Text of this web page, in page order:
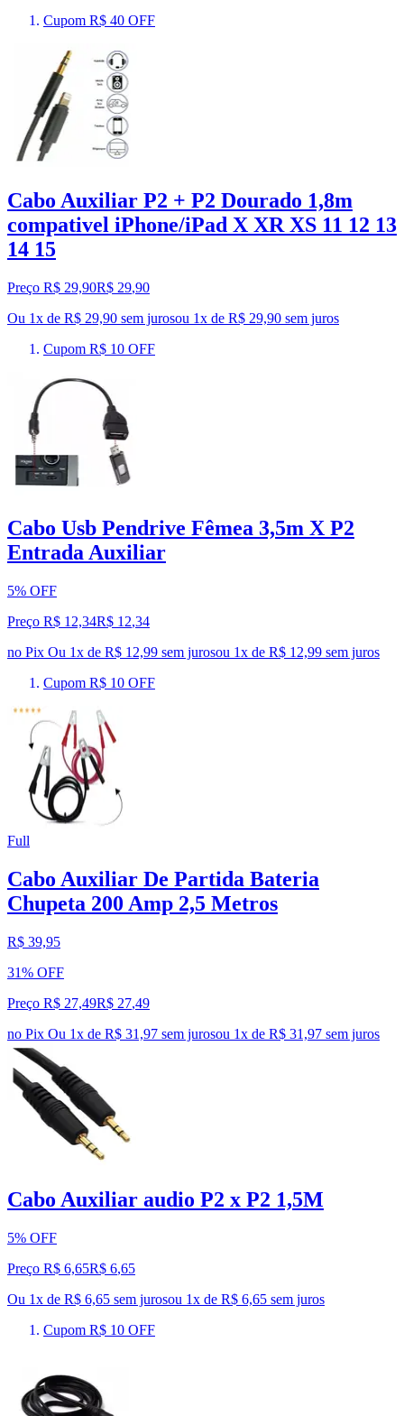
Cupom R$ 40 OFF
Cabo Auxiliar P2 + P2 Dourado 1,8m
compativel iPhone/iPad X XR XS 11 12 13
14 15
Preço R$ 29,90R$ 29,90
Ou 1x de R$ 29,90 sem jurosou 1x de R$ 29,90 sem juros
Cupom R$ 10 OFF
Cabo Usb Pendrive Fêmea 3,5m X P2
Entrada Auxiliar
5% OFF
Preço R$ 12,34R$ 12,34
no Pix Ou 1x de R$ 12,99 sem jurosou 1x de R$ 12,99 sem juros
Cupom R$ 10 OFF
Full
Cabo Auxiliar De Partida Bateria
Chupeta 200 Amp 2,5 Metros
R$ 39,95
31% OFF
Preço R$ 27,49R$ 27,49
no Pix Ou 1x de R$ 31,97 sem jurosou 1x de R$ 31,97 sem juros
Cabo Auxiliar audio P2 x P2 1,5M
5% OFF
Preço R$ 6,65R$ 6,65
Ou 1x de R$ 6,65 sem jurosou 1x de R$ 6,65 sem juros
Cupom R$ 10 OFF